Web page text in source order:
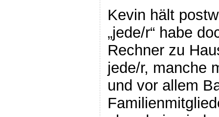
Kevin hält
„jede/r“ habe
Rechner zu
jede/r, manche
und vor allem